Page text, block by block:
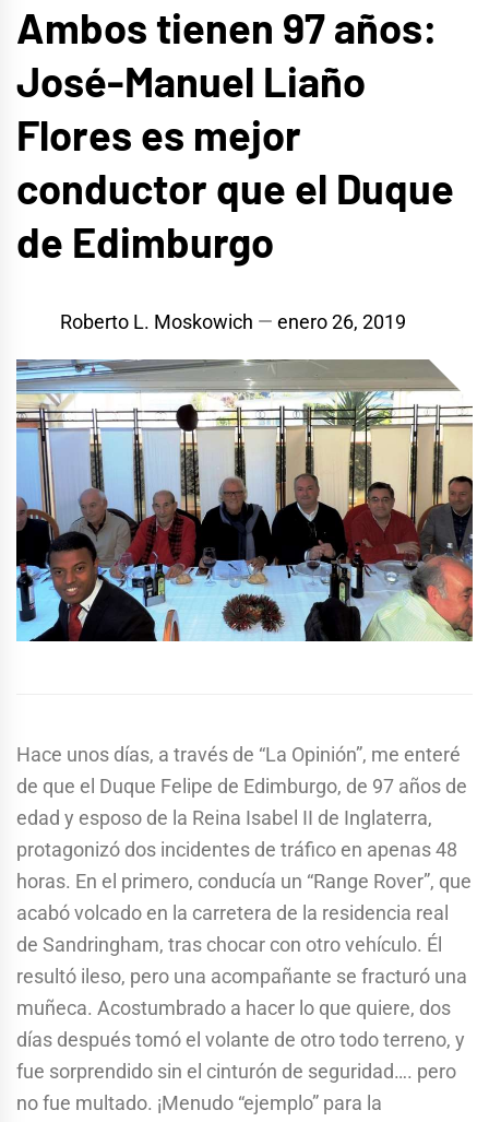
Ambos tienen 97 años:
José-Manuel Liaño
Flores es mejor
conductor que el Duque
de Edimburgo
Roberto L. Moskowich enero 26, 2019
Hace unos días, a través de “La Opinión”, me enteré
de que el Duque Felipe de Edimburgo, de 97 años de
edad y esposo de la Reina Isabel II de Inglaterra,
protagonizó dos incidentes de tráfico en apenas 48
horas. En el primero, conducía un “Range Rover”, que
acabó volcado en la carretera de la residencia real
de Sandringham, tras chocar con otro vehículo. Él
resultó ileso, pero una acompañante se fracturó una
muñeca. Acostumbrado a hacer lo que quiere, dos
días después tomó el volante de otro todo terreno, y
fue sorprendido sin el cinturón de seguridad…. pero
no fue multado. ¡Menudo “ejemplo” para la